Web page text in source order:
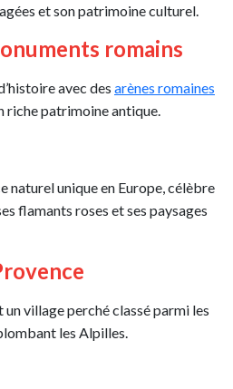
et son patrimoine culturel.
romains
avec des arènes romaines
riche patrimoine antique.
naturel unique en Europe, célèbre
flamants roses et ses paysages
un village perché classé parmi les
les Alpilles.